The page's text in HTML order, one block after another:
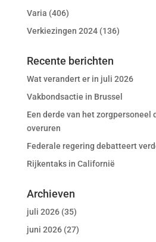
Varia (406)
Verkiezingen 2024(136)
Recente berichten
Wat verandert er in juli 2026
Vakbondsactie in Brussel
Een derde van het zorgpersoneel
overuren
Federale regering debatteert
Rijkentaks in Californië
Archieven
juli 2026(35)
juni 2026(27)